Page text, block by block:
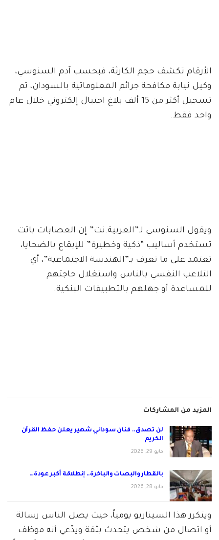
الأرقام تكشف حجم الكارثة، فبحسب آدم السنوسي،
وكيل نيابة مكافحة جرائم المعلوماتية بالسودان، تم
تسجيل أكثر من 15 ألف بلاغ احتيال إلكتروني خلال عام
واحد فقط.
ويقول السنوسي لـ”العربية.نت” إن العصابات باتت
تستخدم أساليب “ذكية وخطيرة” للإيقاع بالضحايا،
تعتمد على ما تعرف بـ”الهندسة الاجتماعية”، أي
التلاعب النفسي بالناس واستغلال حاجتهم
للمساعدة أو جهلهم بالتطبيقات البنكية.
المزيد من المشاركات
لن تصدق.. فنان سوداني شهير يعلن حفظ القرآن
الكريم
مايو 29, 2026
بالقطار والبصات والباخرة.. إنطلاقة أكبر عودة…
مايو 28, 2026
ويتكرر هذا السيناريو يومياً، حيث يصل الناس رسالة
أو اتصال من شخص يتحدث بثقة ويدّعي أنه موظف